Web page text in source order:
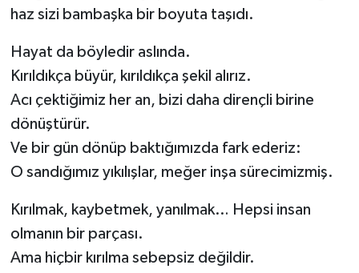
haz sizi bambaşka bir boyuta taşıdı.
Hayat da böyledir aslında.
Kırıldıkça büyür, kırıldıkça şekil alırız.
Acı çektiğimiz her an, bizi daha dirençli birine
dönüştürür.
Ve bir gün dönüp baktığımızda fark ederiz:
O sandığımız yıkılışlar, meğer inşa sürecimizmiş.
Kırılmak, kaybetmek, yanılmak… Hepsi insan
olmanın bir parçası.
Ama hiçbir kırılma sebepsiz değildir.